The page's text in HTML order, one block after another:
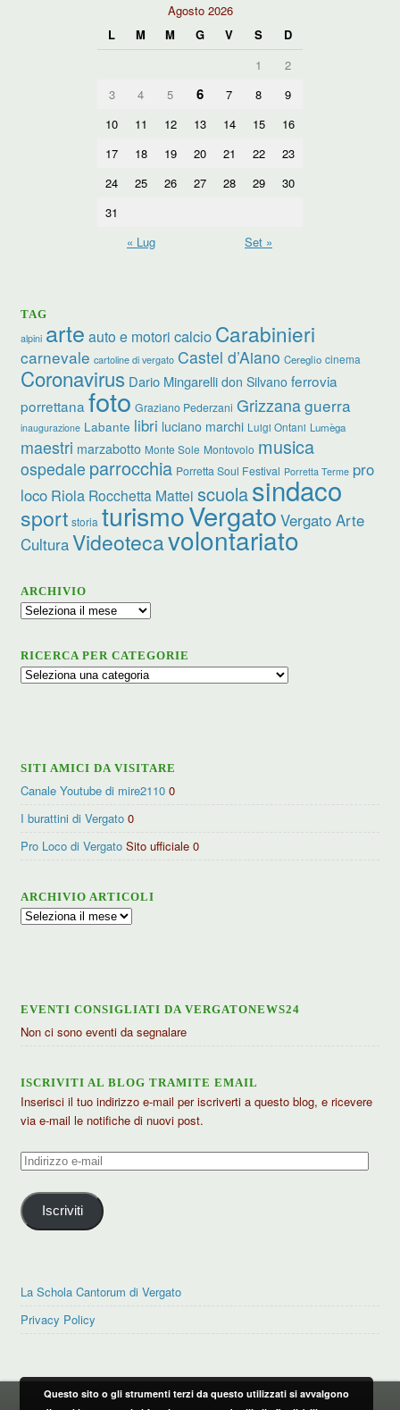
Agosto 2026
L
M M G V S
D
1
2
3
4 5 6 7 8
9
10
11 12 13 14 15
16
17
18 19 20 21 22
23
24
25 26 27 28 29
30
31
« Lug
Set »
TAG
alpini arte auto e motori calcio Carabinieri
carnevale cartoline di vergato Castel d’Aiano Cereglio cinema
Coronavirus Dario Mingarelli don Silvano ferrovia
porrettana foto Graziano Pederzani Grizzanaguerra
inaugurazione Labante libri luciano marchi Luigi Ontani Lumèga
maestri marzabotto Monte Sole Montovolo musica
ospedale parrocchia Porretta Soul Festival Porretta Terme pro
loco Riola Rocchetta Mattei scuolasindaco
sport storia turismoVergato Vergato Arte
CulturaVideotecavolontariato
ARCHIVIO
Archivio
RICERCA PER CATEGORIE
Ricerca
SITI AMICI DA VISITARE
Canale Youtube di mire2110 0
I burattini di Vergato 0
Pro Loco di Vergato Sito ufficiale 0
ARCHIVIO ARTICOLI
Archivio
EVENTI CONSIGLIATI DA VERGATONEWS24
Non ci sono eventi da segnalare
ISCRIVITI AL BLOG TRAMITE EMAIL
Inserisci il tuo indirizzo e-mail per iscriverti a questo blog, e ricevere
via e-mail le notifiche di nuovi post.
Indirizzo
mail
Iscriviti
La Schola Cantorum di Vergato
Privacy Policy
PRIVACY POLICY
Questo sito o gli strumenti terzi da questo utilizzati si avvalgono